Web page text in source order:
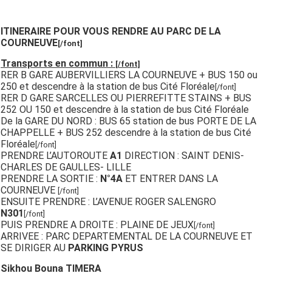
ITINERAIRE POUR VOUS RENDRE AU PARC DE LA
COURNEUVE[/font]
Transports en commun : [/font]
RER B GARE AUBERVILLIERS LA COURNEUVE + BUS 150 ou
250 et descendre à la station de bus Cité Floréale [/font]
RER D GARE SARCELLES OU PIERREFITTE STAINS + BUS
252 OU 150 et descendre à la station de bus Cité Floréale
De la GARE DU NORD : BUS 65 station de bus PORTE DE LA
CHAPPELLE + BUS 252 descendre à la station de bus Cité
Floréale [/font]
PRENDRE L’AUTOROUTE A1 DIRECTION : SAINT DENIS-
CHARLES DE GAULLES- LILLE
PRENDRE LA SORTIE : N°4A ET ENTRER DANS LA
COURNEUVE [/font]
ENSUITE PRENDRE : L’AVENUE ROGER SALENGRO
N301 [/font]
PUIS PRENDRE A DROITE : PLAINE DE JEUX [/font]
ARRIVEE : PARC DEPARTEMENTAL DE LA COURNEUVE ET
SE DIRIGER AU PARKING PYRUS
Sikhou Bouna TIMERA